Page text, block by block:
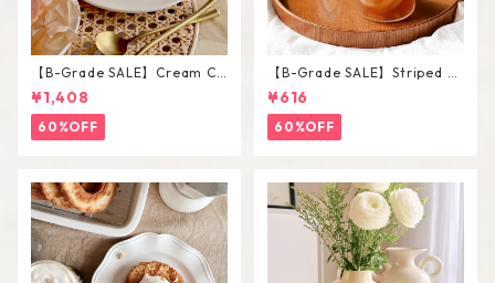
【B-Grade SALE】Cream Co
lor Round Shape Cup Saucer
Set
¥1,408
60%OFF
【B-Grade SALE】Striped Sh
ort Glass / M
¥616
60%OFF